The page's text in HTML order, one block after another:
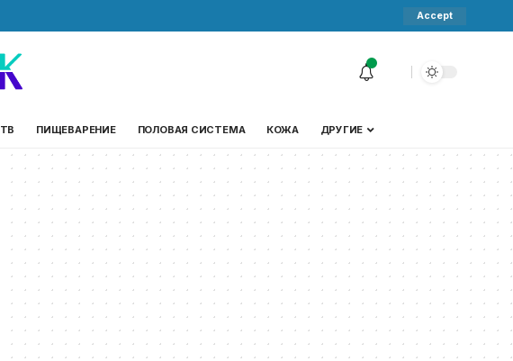
Accept
ПИЩЕВАРЕНИЕ ПОЛОВАЯ СИСТЕМА КОЖА ДРУГИЕ